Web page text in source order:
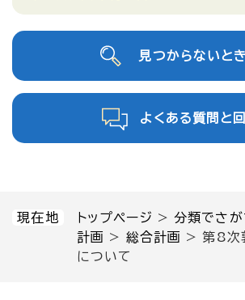
現在地 トップページ >分類でさが
計画 > 総合計画 >第8次
について
見つからないと
よくある質問と